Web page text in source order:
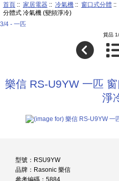
首頁:: 家居電器:: 冷氣機:: 窗口式分體 ::
分體式 冷氣機 (變頻淨冷)
3/4 - 一匹
貨品
樂信 RS-U9YW 一匹
淨
型號：RSU9YW
品牌：Rasonic 樂信
參考編碼：5884